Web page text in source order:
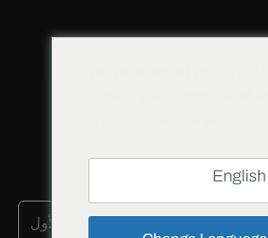
انضم إلى أكثر من 5,000 شراكة مع موزعي الأبواب